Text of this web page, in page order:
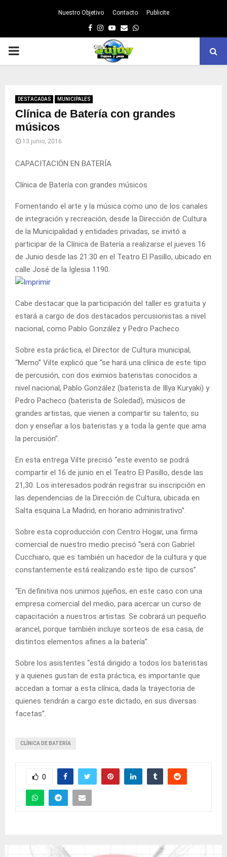
Nuestro Objetivo Contacto Publicite
Facebook
Instagram
Youtube
EmailWhatsapp
PRIMARY
DESTACADAS MUNICIPALES
Clínica de Batería con grandes
músicos
13 junio, 2016
CAPACITACIÓN EN BATERÍA
Clínica de Batería con grandes músicos
Fomentando el arte y la música como uno de los canales
de integración y recreación, desde la Dirección de Cultura
de la Municipalidad y entidades privadas, se invitó a
participar de la Clínica de Batería a realizarse el jueves 16
de Junio desde las 21:30 en el Teatro El Pasillo, ubicado en
calle José de la Iglesia 1190.
Cabe destacar que la participación del taller es gratuita y
estará a cargo de dos destacados percusionistas a nivel
nacional, como Pablo González y Pedro Pacheco.
Sobre esta práctica, el Director de Cultura municipal,
“Memo” Vilte explicó que “se hará una clínica de este tipo
de percusión, con dos eximios bateristas conocidos a
nivel nacional, Pablo González (baterista de Illya Kuryaki) y
Pedro Pacheco (baterista de Soledad), músicos de
grandes artistas, que vienen a compartir su talento, su
don y enseñar a los bateristas y a toda la gente que ama
la percusión”.
En esta entrega Vilte precisó “este evento se podrá
compartir el 16 de junio en el Teatro El Pasillo, desde las
21,30. Los interesados podrán registrar su inscripción en
las dependencias de la Dirección de Cultura, ubicada en
Salta esquina La Madrid, en horario administrativo”.
Sobre esta coproducción con Centro Hogar, una firma
comercial de nuestro medio precisó “será con Gabriel
Cucchiaro, que es también un hacedor de la cultura y que
constantemente está realizando este tipo de cursos”.
“En definitiva nos unimos jujeños, en este caso con una
empresa comercial del medio, para acercar un curso de
capacitación a nuestros artistas. Se cobrará un pequeño
arancel, porque también incluye sorteos de esa casa, de
distintos elementos afines a la batería”.
Sobre los asistentes “está dirigido a todos los bateristas
y a quienes gustan de esta práctica, es importante que
accedan a tomar a esta clínica, dada la trayectoria de
quienes tendrán a cargo este dictado, en sus diversas
facetas”.
CLÍNICA DE BATERÍA
0